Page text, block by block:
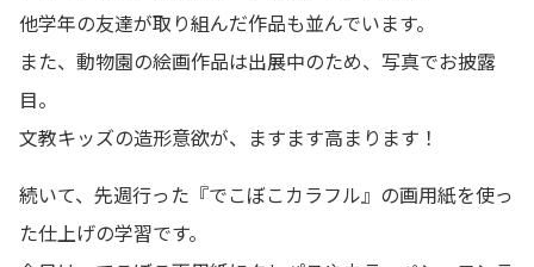
他学年の友達が取り組んだ作品も並んでいます。
また、動物園の絵画作品は出展中のため、写真でお披露
目。
文教キッズの造形意欲が、ますます高まります！
続いて、先週行った『でこぼこカラフル』の画用紙を使っ
た仕上げの学習です。